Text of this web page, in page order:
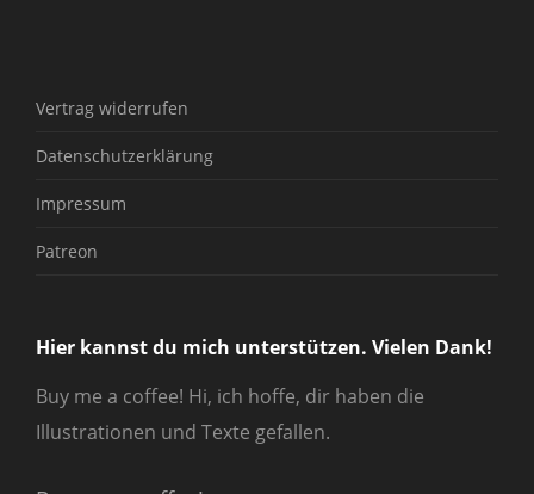
Vertrag widerrufen
Datenschutzerklärung
Impressum
Patreon
Hier kannst du mich unterstützen. Vielen Dank!
Buy me a coffee! Hi, ich hoffe, dir haben die
Illustrationen und Texte gefallen.